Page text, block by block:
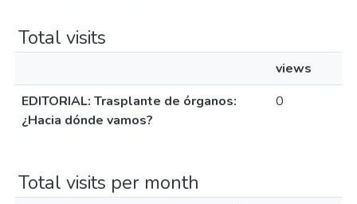
Total visits
views
EDITORIAL: Trasplante de órganos:
¿Hacia dónde vamos?
0
Total visits per month